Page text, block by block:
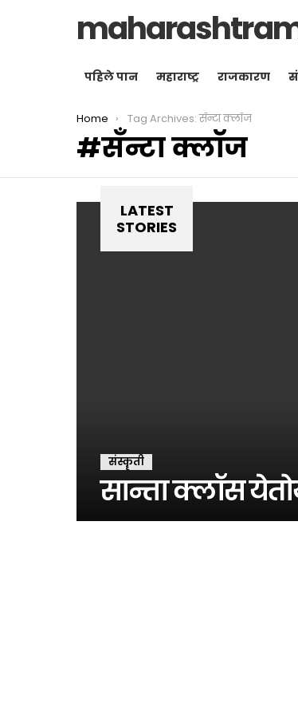
पहिले पान महाराष्ट्र राजकारण
You are here:
Home Tag Archives: सॅंन्टा क्लॉज
सॅंन्टा क्लॉज
LATEST
STORIES
संस्कॄती
सान्ता क्लॉस